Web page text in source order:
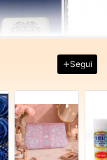
Segui